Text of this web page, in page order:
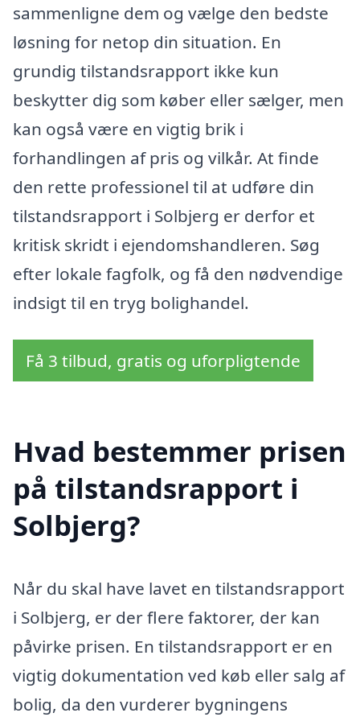
sammenligne dem og vælge den bedste
løsning for netop din situation. En
grundig tilstandsrapport ikke kun
beskytter dig som køber eller sælger, men
kan også være en vigtig brik i
forhandlingen af pris og vilkår. At finde
den rette professionel til at udføre din
tilstandsrapport i Solbjerg er derfor et
kritisk skridt i ejendomshandleren. Søg
efter lokale fagfolk, og få den nødvendige
indsigt til en tryg bolighandel.
Få 3 tilbud, gratis og uforpligtende
Hvad bestemmer prisen
på tilstandsrapport i
Solbjerg?
Når du skal have lavet en tilstandsrapport
i Solbjerg, er der flere faktorer, der kan
påvirke prisen. En tilstandsrapport er en
vigtig dokumentation ved køb eller salg af
bolig, da den vurderer bygningens